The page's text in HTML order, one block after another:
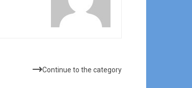
مقالات ذات صلة
Continue to the category